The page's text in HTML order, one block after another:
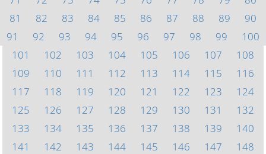
81
82 83 84 85 86 87 88 89
90
91
92 93 94 95 96 97 98 99
100
101
102 103 104 105 106 107
108
109
110 111 112 113 114 115
116
117
118 119 120 121 122 123
124
125
126 127 128 129 130 131
132
133
134 135 136 137 138 139
140
141
142 143 144 145 146 147
148